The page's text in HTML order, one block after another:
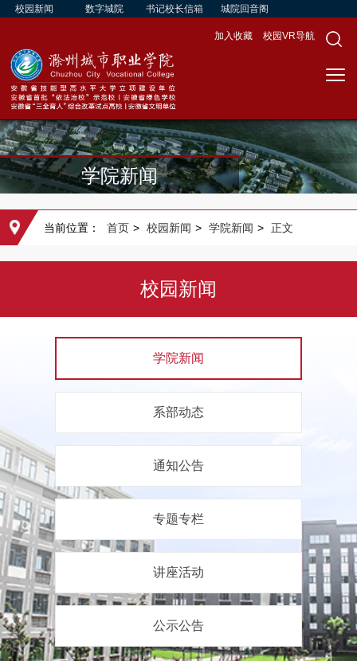
校园新闻 数字城院 书记校长信箱 城院回音阁
加入收藏 校园VR导航
学院新闻
当前位置： 首页 > 校园新闻 > 学院新闻 > 正文
校园新闻
学院新闻
系部动态
通知公告
专题专栏
讲座活动
公示公告